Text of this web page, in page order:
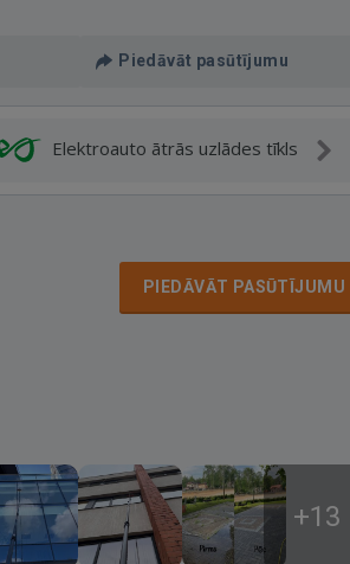
Piedāvāt pasūtījumu
Elektroauto ātrās uzlādes tīkls
PIEDĀVĀT PASŪTĪJUMU
+13